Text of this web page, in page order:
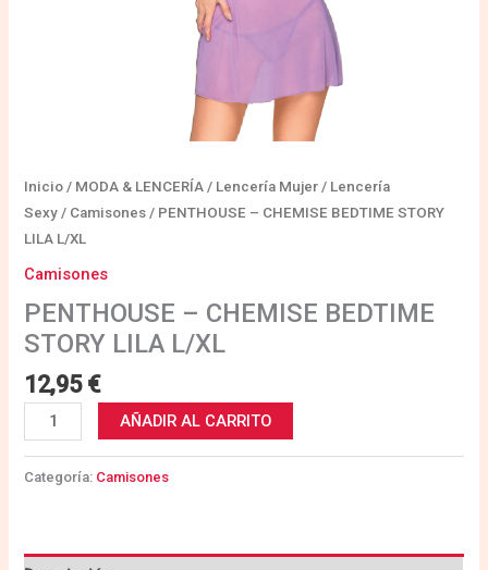
Inicio / MODA & LENCERÍA / Lencería Mujer / Lencería
Sexy / Camisones / PENTHOUSE – CHEMISE BEDTIME STORY
LILA L/XL
Camisones
PENTHOUSE – CHEMISE BEDTIME
STORY LILA L/XL
12,95 €
AÑADIR AL CARRITO
Categoría: Camisones